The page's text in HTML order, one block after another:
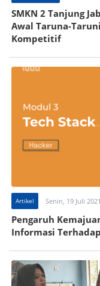
SMKN 2 Tanjung
Awal Taruna-
Kompetitif
Artikel Senin, 19 Juli 2021
Pengaruh
Informasi